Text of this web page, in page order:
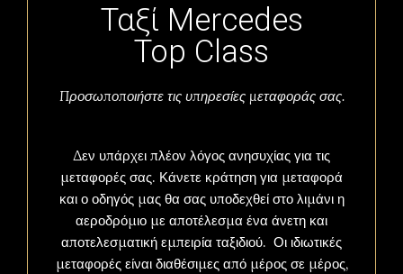
Ταξί Mercedes
Top Class
Προσωποποιήστε τις υπηρεσίες μεταφοράς σας.
Δεν υπάρχει πλέον λόγος ανησυχίας για τις
μεταφορές σας. Κάνετε κράτηση για μεταφορά
και ο οδηγός μας θα σας υποδεχθεί στο λιμάνι η
αεροδρόμιο με αποτέλεσμα ένα άνετη και
αποτελεσματική εμπειρία ταξιδιού. Οι ιδιωτικές
μεταφορές είναι διαθέσιμες από μέρος σε μέρος,